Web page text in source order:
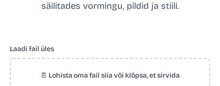
säilitades vormingu, pildid ja stiili.
Laadi fail üles
📄 Lohista oma fail siia või klõpsa, et sirvida